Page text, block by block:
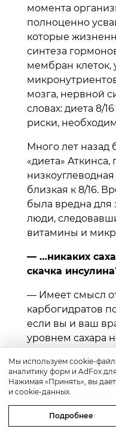
момента
полноценно
которые
синтеза
мембран клеток,
мозга, нервной
словах: диета 8/
риски,
Много лет назад
«диета» Аткинса,
близкая к 8/16.
была вредна для
люди,
витамины и
— …никаких
скачка
— Имеет смысл
карбогидратов
если вы и ваш
уровнем сахара
проблемы. В
рекомендовала
потребляемых
виде —
шоколадные
Мы используем cookie-
аналитику форм и AdFox
Нажимая «Принять», вы
и cookie-данных.
Подробнее